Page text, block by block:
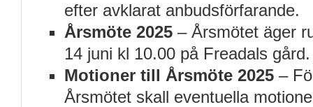
efter avklarat anbudsförfarande.
Årsmöte 2025 – Årsmötet äger
14 juni kl 10.00 på Freadals gård.
Motioner till Årsmöte 2025 –
Årsmötet skall eventuella